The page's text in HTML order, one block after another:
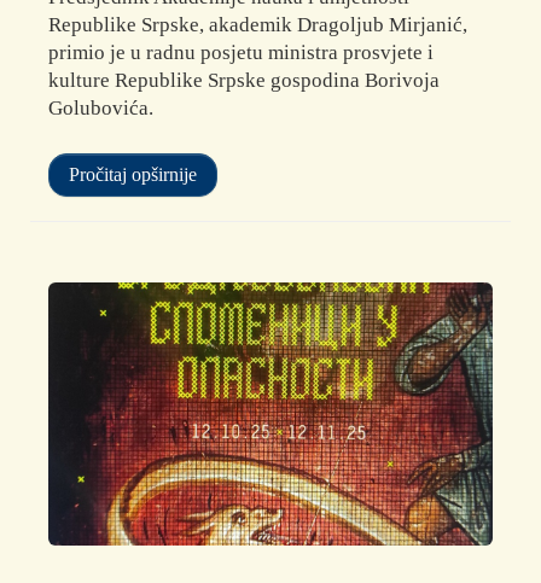
Republike Srpske, akademik Dragoljub Mirjanić,
primio je u radnu posjetu ministra prosvjete i
kulture Republike Srpske gospodina Borivoja
Golubovića.
Pročitaj opširnije